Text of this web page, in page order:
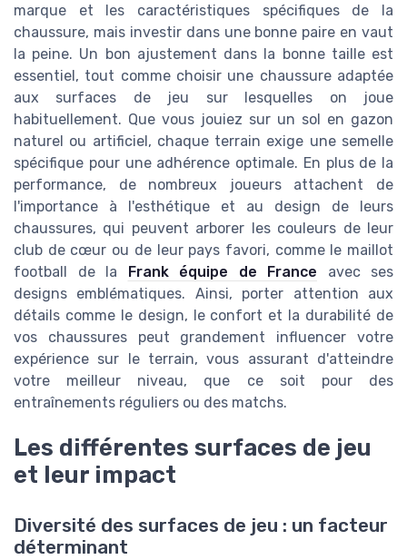
marque et les caractéristiques spécifiques de la
chaussure, mais investir dans une bonne paire en vaut
la peine. Un bon ajustement dans la bonne taille est
essentiel, tout comme choisir une chaussure adaptée
aux surfaces de jeu sur lesquelles on joue
habituellement. Que vous jouiez sur un sol en gazon
naturel ou artificiel, chaque terrain exige une semelle
spécifique pour une adhérence optimale. En plus de la
performance, de nombreux joueurs attachent de
l'importance à l'esthétique et au design de leurs
chaussures, qui peuvent arborer les couleurs de leur
club de cœur ou de leur pays favori, comme le maillot
football de la Frank équipe de France avec ses
designs emblématiques. Ainsi, porter attention aux
détails comme le design, le confort et la durabilité de
vos chaussures peut grandement influencer votre
expérience sur le terrain, vous assurant d'atteindre
votre meilleur niveau, que ce soit pour des
entraînements réguliers ou des matchs.
Les différentes surfaces de jeu
et leur impact
Diversité des surfaces de jeu : un facteur
déterminant